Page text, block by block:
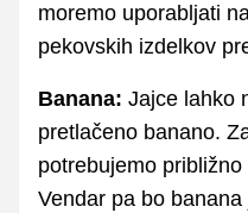
moremo uporabljati
pekovskih izdelkov
Banana: Jajce lahko
pretlačeno banano.
potrebujemo
Vendar pa bo